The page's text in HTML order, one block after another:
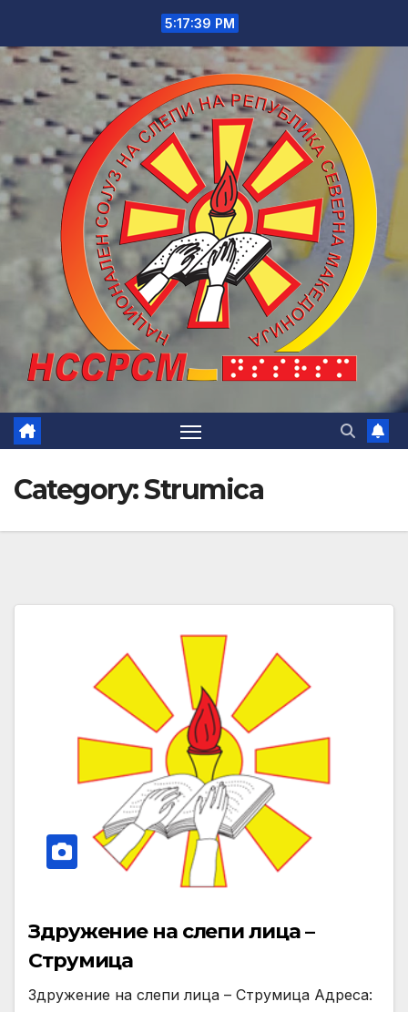
content
5:17:39 PM
Category:Strumica
Здружение на слепи лица –
Струмица
Здружение на слепи лица – Струмица Адреса: